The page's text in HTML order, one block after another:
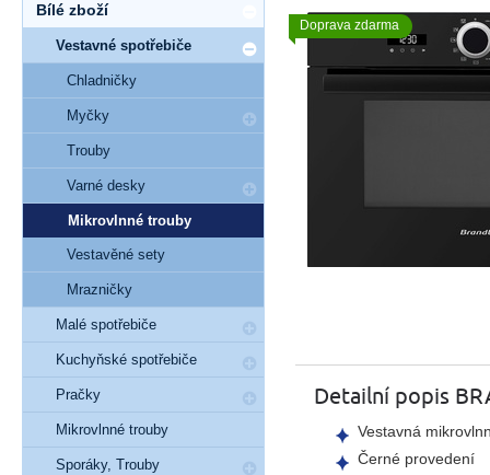
Doprava zdarma
Detailní popis
Vestavná
Černé provedení
Bílé zboží
Vestavné spotřebiče
Chladničky
Myčky
Trouby
Varné desky
Mikrovlnné trouby
Vestavěné sety
Mrazničky
Malé spotřebiče
Kuchyňské spotřebiče
Pračky
Mikrovlnné trouby
Sporáky, Trouby